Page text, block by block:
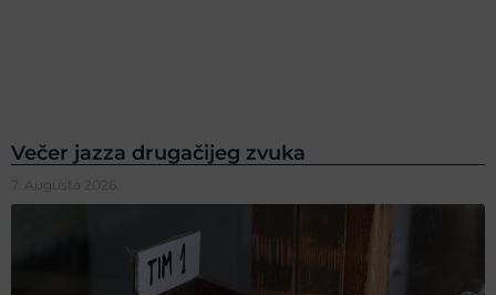
Večer jazza drugačijeg zvuka
7. Augusta 2026.